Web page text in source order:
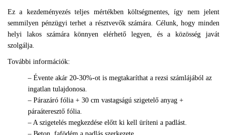
Ez a kezdeményezés teljes mértékben költségmentes, így nem jelent
semmilyen pénzügyi terhet a résztvevők számára. Célunk, hogy minden
helyi lakos számára könnyen elérhető legyen, és a közösség javát
szolgálja.
További információk:
– Évente akár 20-30%-ot is megtakaríthat a rezsi számlájából az
ingatlan tulajdonosa.
– Párazáró fólia + 30 cm vastagságú szigetelő anyag +
páraáteresztő fólia.
– A szigetelés megkezdése előtt ki kell üríteni a padlást.